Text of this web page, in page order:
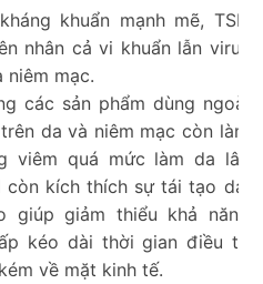
khuẩn mạnh mẽ, TSN
nhân cả vi khuẩn lẫn virus
niêm mạc.
các sản phẩm dùng ngoài
da và niêm mạc còn làm
viêm quá mức làm da lâu
còn kích thích sự tái tạo da,
giúp giảm thiểu khả năng
kéo dài thời gian điều trị
về mặt kinh tế.